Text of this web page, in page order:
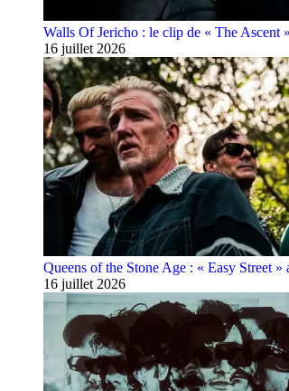
Walls Of Jericho : le clip de « The Ascent
16 juillet 2026
Queens of the Stone Age : « Easy Street
16 juillet 2026